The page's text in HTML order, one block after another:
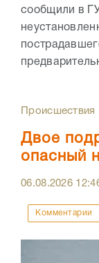
сообщили в
Происшествия
Двое
опасный
06.08.2026
Комментарии